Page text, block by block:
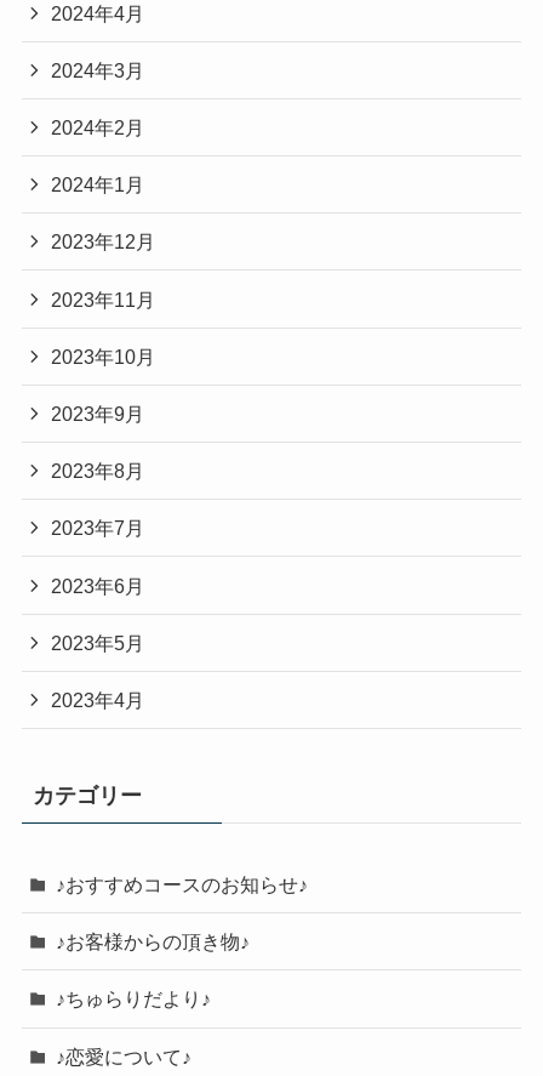
2024年4月
2024年3月
2024年2月
2024年1月
2023年12月
2023年11月
2023年10月
2023年9月
2023年8月
2023年7月
2023年6月
2023年5月
2023年4月
カテゴリー
♪おすすめコースのお知らせ♪
♪お客様からの頂き物♪
♪ちゅらりだより♪
♪恋愛について♪